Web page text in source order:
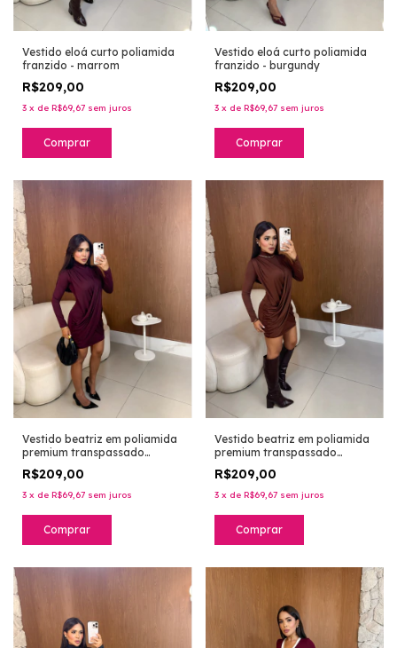
Vestido eloá curto poliamida
franzido - marrom
R$209,00
3 x de R$69,67 sem juros
Comprar
Vestido eloá curto poliamida
franzido - burgundy
R$209,00
3 x de R$69,67 sem juros
Comprar
Vestido beatriz em poliamida
premium transpassado
frontal - darkberry
R$209,00
3 x de R$69,67 sem juros
Comprar
Vestido beatriz em poliamida
premium transpassado
frontal - marrom
R$209,00
3 x de R$69,67 sem juros
Comprar